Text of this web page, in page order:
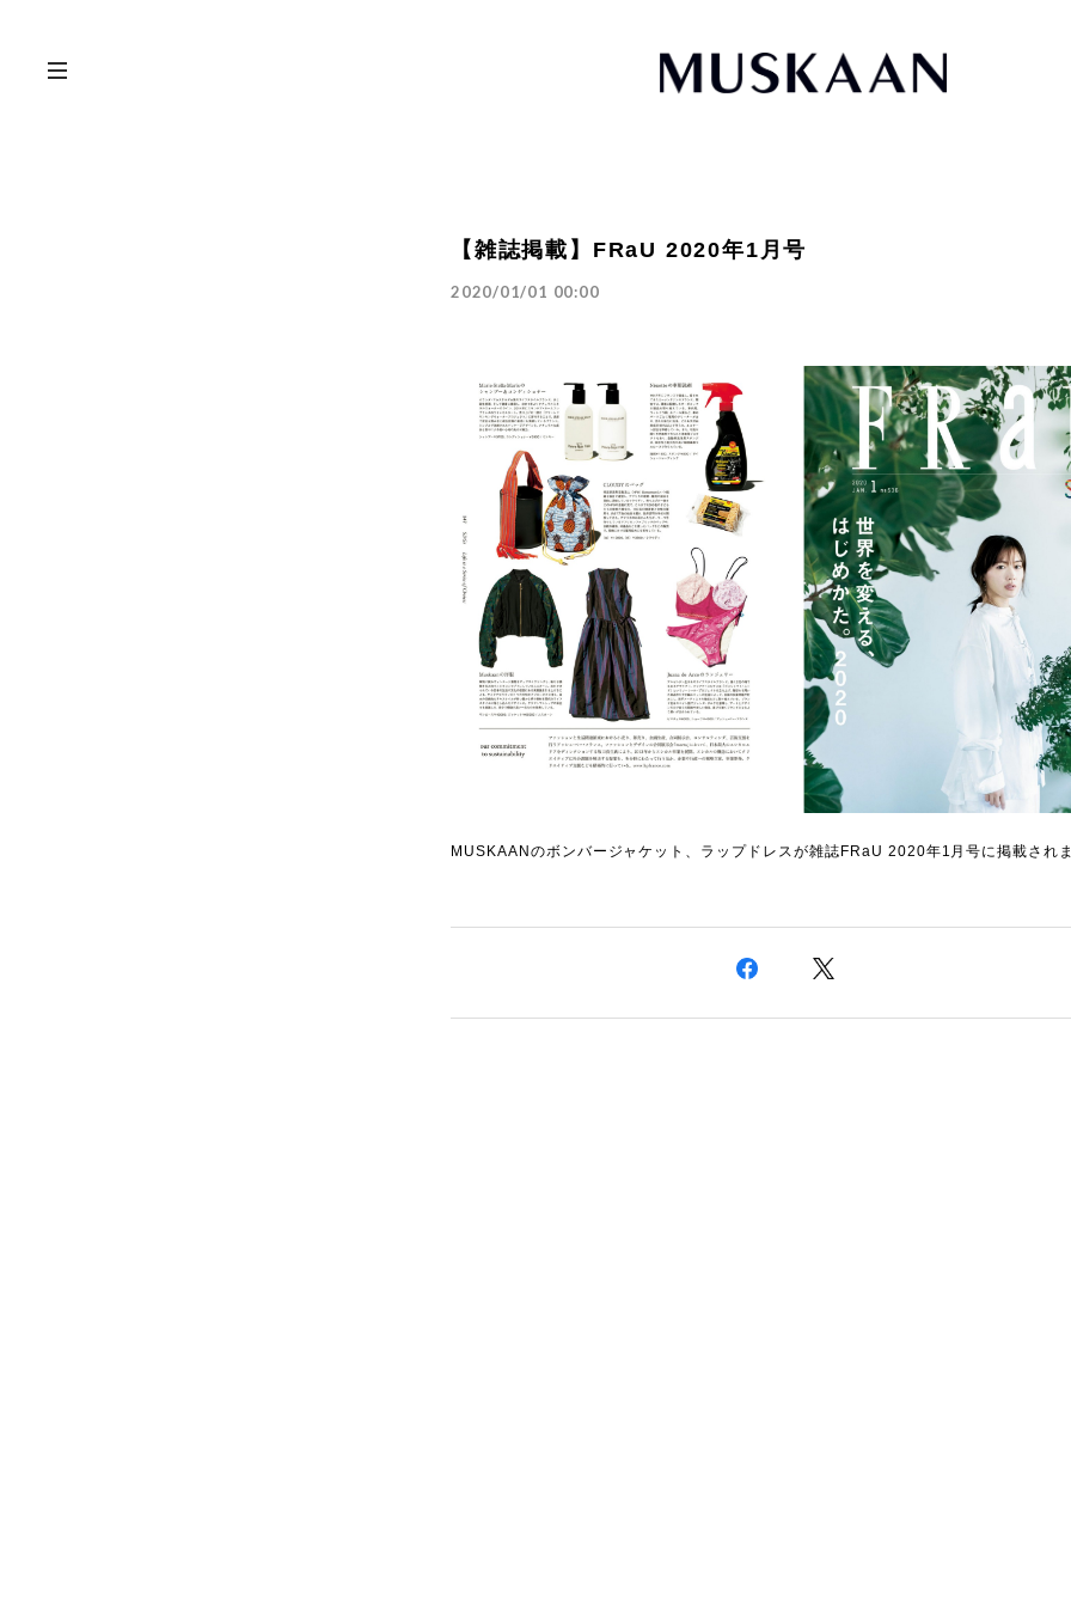
【雑誌掲載】FRaU 2020年1月号
2020/01/01 00:00
MUSKAANのボンバージャケット、ラップドレスが雑誌FRaU 2020年1月号に掲載され